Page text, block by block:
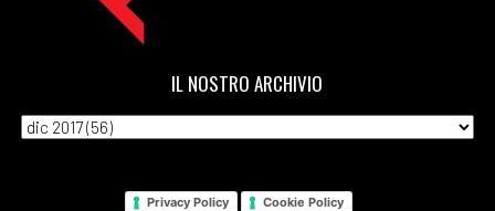
IL NOSTRO ARCHIVIO
Privacy Policy Cookie Policy